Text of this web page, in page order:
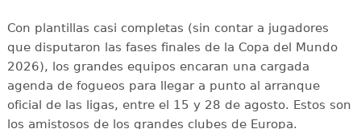
Con plantillas casi completas (sin contar a jugadores
que disputaron las fases finales de la Copa del Mundo
2026), los grandes equipos encaran una cargada
agenda de fogueos para llegar a punto al arranque
oficial de las ligas, entre el 15 y 28 de agosto. Estos son
los amistosos de los grandes clubes de Europa.